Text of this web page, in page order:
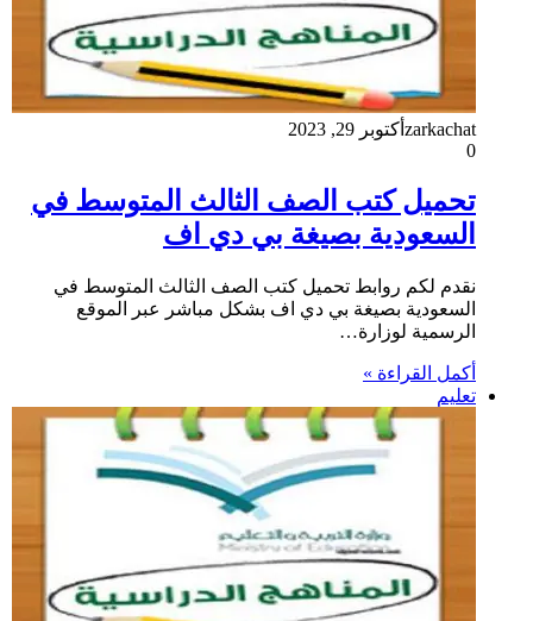
zarkachat أكتوبر 29, 2023
0
تحميل كتب الصف الثالث المتوسط في
السعودية بصيغة بي دي اف
نقدم لكم روابط تحميل كتب الصف الثالث المتوسط في
السعودية بصيغة بي دي اف بشكل مباشر عبر الموقع
الرسمية لوزارة…
أكمل القراءة »
تعليم